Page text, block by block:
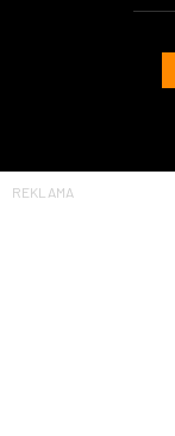
REKLAMA